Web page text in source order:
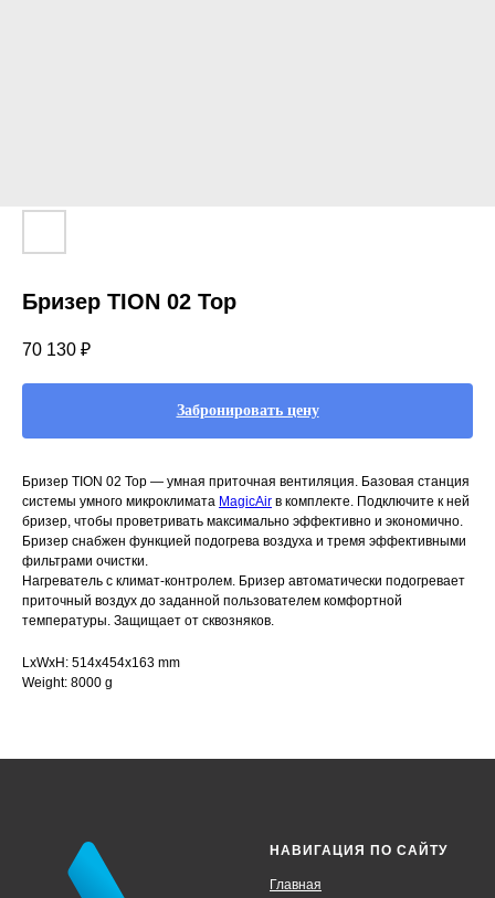
Бризер TION 02 Top
70 130 ₽
Забронировать цену
Бризер TION 02 Top — умная приточная вентиляция. Базовая станция
системы умного микроклимата MagicAir в комплекте. Подключите к ней
бризер, чтобы проветривать максимально эффективно и экономично.
Бризер снабжен функцией подогрева воздуха и тремя эффективными
фильтрами очистки.
Нагреватель с климат-контролем. Бризер автоматически подогревает
приточный воздух до заданной пользователем комфортной
температуры. Защищает от сквозняков.
LxWxH: 514x454x163 mm
Weight: 8000 g
НАВИГАЦИЯ ПО САЙТУ
Главная